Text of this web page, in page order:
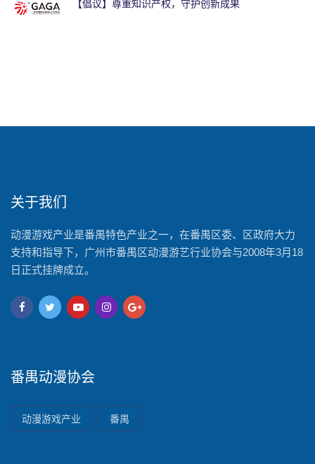
【倡议】尊重知识产权，守护创新成果
关于我们
动漫游戏产业是番禺特色产业之一，在番禺区委、区政府大力
支持和指导下，广州市番禺区动漫游艺行业协会与2008年3月18
日正式挂牌成立。
番禺动漫协会
动漫游戏产业 番禺